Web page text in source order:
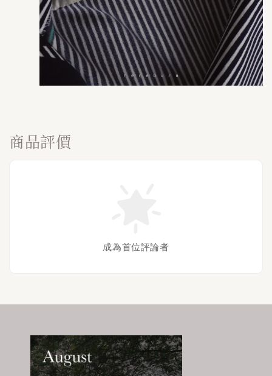
商品評價
成為首位評論者